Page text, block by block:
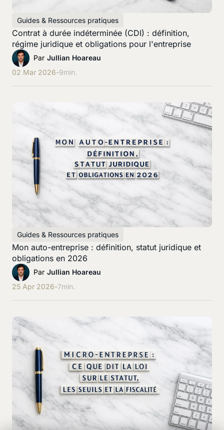
Guides & Ressources pratiques
Contrat à durée indéterminée (CDI) : définition,
régime juridique et obligations pour l'entreprise
Par Jullian Hoareau
02 Mar 2026-9min.
Guides & Ressources pratiques
Mon auto-entreprise : définition, statut juridique et
obligations en 2026
Par Jullian Hoareau
25 Apr 2026-7min.